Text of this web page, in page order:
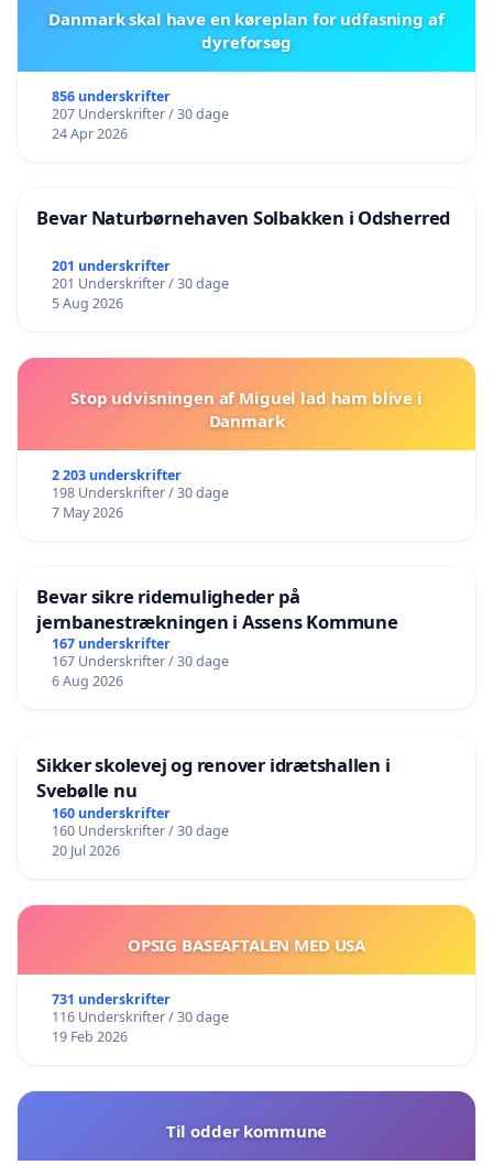
Danmark skal have en køreplan for udfasning af
dyreforsøg
856 underskrifter
207 Underskrifter / 30 dage
24 Apr 2026
Bevar Naturbørnehaven Solbakken i Odsherred
201 underskrifter
201 Underskrifter / 30 dage
5 Aug 2026
Stop udvisningen af Miguel lad ham blive i
Danmark
2 203 underskrifter
198 Underskrifter / 30 dage
7 May 2026
Bevar sikre ridemuligheder på
jernbanestrækningen i Assens Kommune
167 underskrifter
167 Underskrifter / 30 dage
6 Aug 2026
Sikker skolevej og renover idrætshallen i
Svebølle nu
160 underskrifter
160 Underskrifter / 30 dage
20 Jul 2026
OPSIG BASEAFTALEN MED USA
731 underskrifter
116 Underskrifter / 30 dage
19 Feb 2026
Til odder kommune